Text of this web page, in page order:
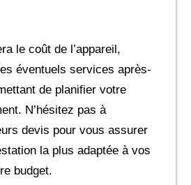
le coût de l’appareil,
éventuels services après-
de planifier votre
N’hésitez pas à
devis pour vous assurer
la plus adaptée à vos
budget.